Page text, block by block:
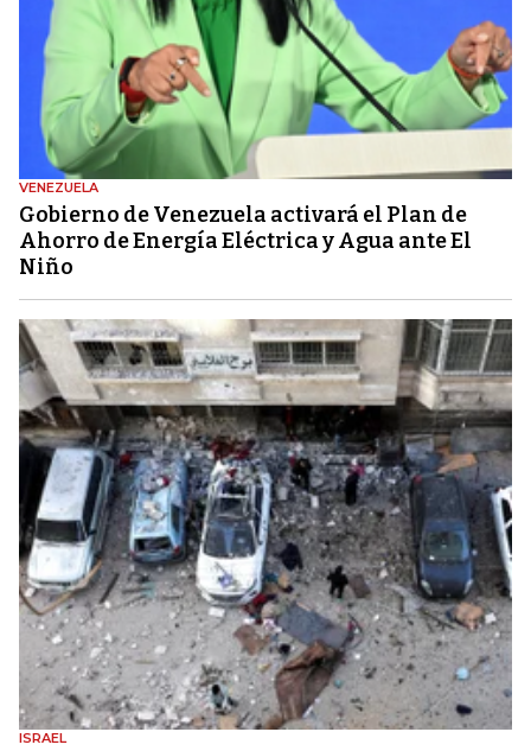
VENEZUELA
Gobierno de Venezuela activará el Plan de
Ahorro de Energía Eléctrica y Agua ante El
Niño
ISRAEL